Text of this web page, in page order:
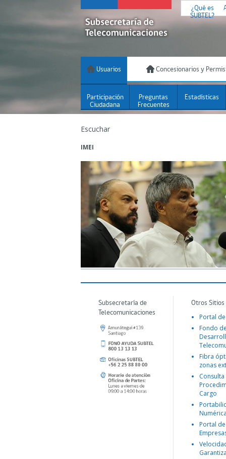
¿Qué es
SUBTEL?
Usuarios Concesionarios y
Participación
Ciudadana
Preguntas
Frecuentes
Estadísticas
Escuchar
IMEI
Subsecretaría de
Telecomunicaciones
Otros
Portal
Fondo
Fibra
zonas
Consulta
Cargo
Portal